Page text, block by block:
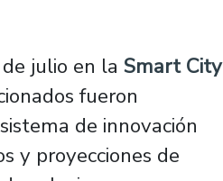
julio en la Smart City
fueron
de innovación
y proyecciones de